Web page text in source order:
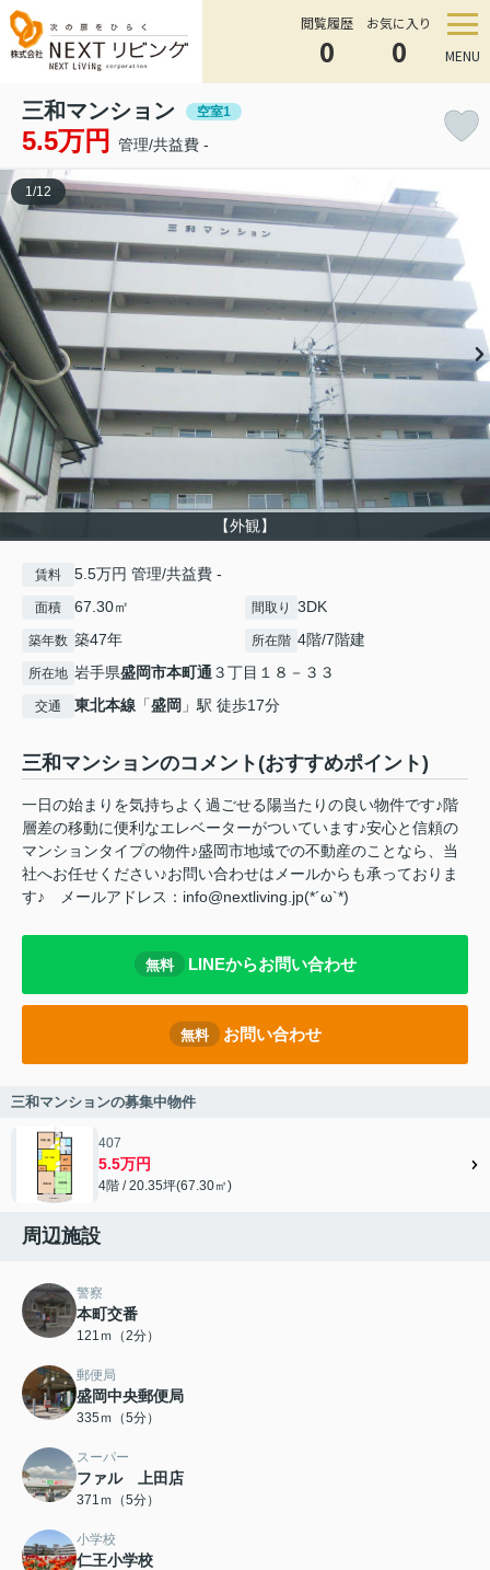
閲覧履歴
0
お気に入り
0 MENU
三和マンション 空室1
5.5万円 管理/共益費 -
【外観】
1/12
賃料 5.5万円 管理/共益費 -
面積 67.30㎡ 間取り 3DK
築年数 築47年 所在階 4階/7階建
所在地 岩手県盛岡市本町通 ３丁目１８－３３
交通 東北本線 「盛岡 」駅 徒歩17分
三和マンションのコメント(おすすめポイント)
一日の始まりを気持ちよく過ごせる陽当たりの良い物件です♪階
層差の移動に便利なエレベーターがついています♪安心と信頼の
マンションタイプの物件♪盛岡市地域での不動産のことなら、当
社へお任せください♪お問い合わせはメールからも承っておりま
す♪ メールアドレス：info@nextliving.jp(*´ω`*)
無料 LINEからお問い合わせ
無料 お問い合わせ
三和マンションの募集中物件
407
5.5万円
4階 / 20.35坪(67.30㎡)
周辺施設
警察
本町交番
121ｍ（2分）
郵便局
盛岡中央郵便局
335ｍ（5分）
スーパー
ファル 上田店
371ｍ（5分）
小学校
仁王小学校